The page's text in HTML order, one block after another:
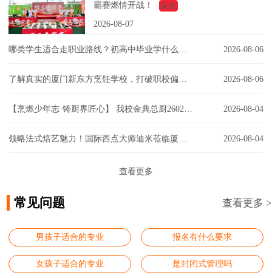
霸赛燃情开战！
头条
2026-08-07
2026-08-06
2026-08-06
2026-08-04
2026-08-04
查看更多
常见问题 查看更多 >
男孩子适合的专业 报名有什么要求
女孩子适合的专业 是封闭式管理吗